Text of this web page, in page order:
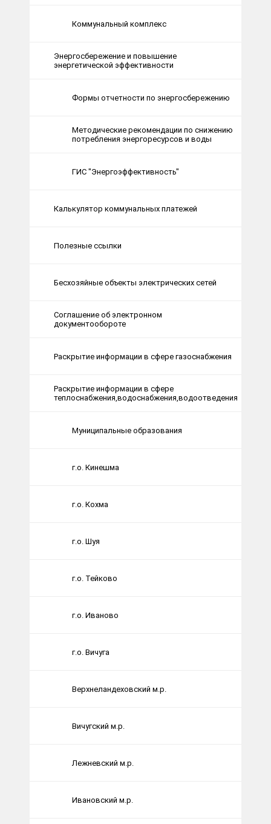
Коммунальный комплекс
Энергосбережение и повышение
энергетической эффективности
Формы отчетности по энергосбережению
Методические рекомендации по снижению
потребления энергоресурсов и воды
ГИС "Энергоэффективность"
Калькулятор коммунальных платежей
Полезные ссылки
Бесхозяйные объекты электрических сетей
Соглашение об электронном
документообороте
Раскрытие информации в сфере газоснабжения
Раскрытие информации в сфере
теплоснабжения,водоснабжения,водоотведения
Муниципальные образования
г.о. Кинешма
г.о. Кохма
г.о. Шуя
г.о. Тейково
г.о. Иваново
г.о. Вичуга
Верхнеландеховский м.р.
Вичугский м.р.
Лежневский м.р.
Ивановский м.р.